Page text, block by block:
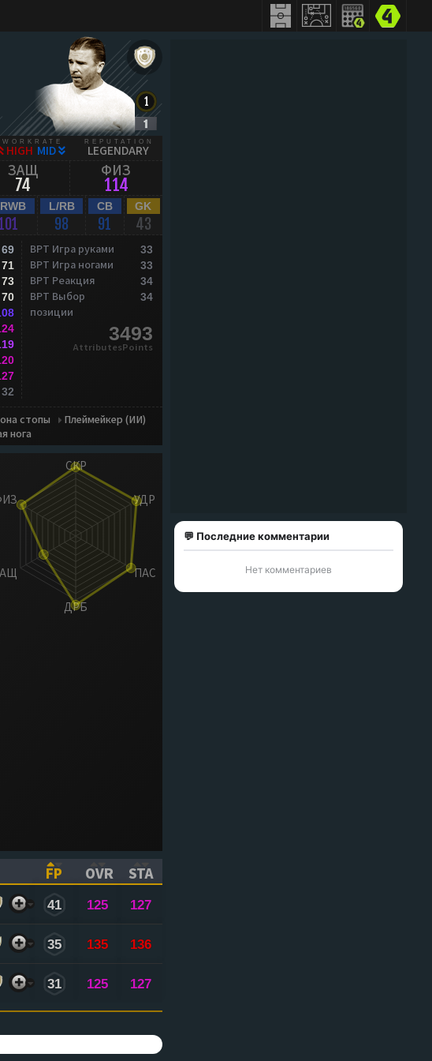
WORKRATE
HIGH MID
REPUTATION
LEGENDARY
ЗАЩ
74
ФИЗ
114
L/RB
98
CB
91
GK
43
69
71
73
70
32
ВРТ Игра руками 33
ВРТ Игра ногами 33
ВРТ Реакция 34
ВРТ Выбор
позиции
34
3493
AttributesPoints
стопы
Плеймейкер (ИИ)
нога
FP
OVR
STA
41 125 127
35 135 136
31 125 127
💬 Последние комментарии
Нет комментариев